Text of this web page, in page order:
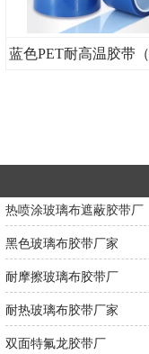
蓝色PET耐高温胶带（
热喷涂玻璃布遮蔽胶带厂
黑色玻璃布胶带厂家
耐摩擦玻璃布胶带厂
耐热玻璃布胶带厂家
双面特氟龙胶带厂